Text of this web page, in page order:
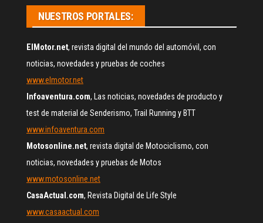
NUESTROS PORTALES:
ElMotor.net, revista digital del mundo del automóvil, con
noticias, novedades y pruebas de coches
www.elmotor.net
Infoaventura.com, Las noticias, novedades de producto y
test de material de Senderismo, Trail Running y BTT
www.infoaventura.com
Motosonline.net, revista digital de Motociclismo, con
noticias, novedades y pruebas de Motos
www.motosonline.net
CasaActual.com, Revista Digital de Life Style
www.casaactual.com